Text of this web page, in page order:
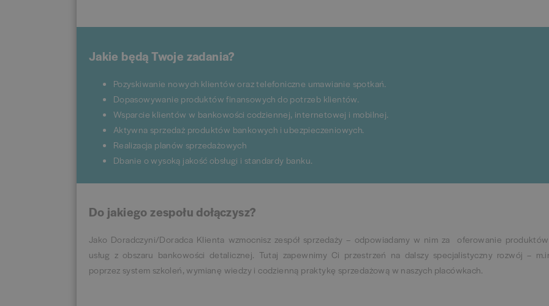
Jakie będą Twoje zadania?
Pozyskiwanie nowych klientów oraz telefoniczne umawianie spotkań.
Dopasowywanie produktów finansowych do potrzeb klientów.
Wsparcie klientów w bankowości codziennej, internetowej i mobilnej.
Aktywna sprzedaż produktów bankowych i ubezpieczeniowych.
Realizacja planów sprzedażowych
Dbanie o wysoką jakość obsługi i standardy banku.
Do jakiego zespołu dołączysz?
Jako Doradczyni/Doradca Klienta wzmocnisz zespół sprzedaży – odpowiadamy w nim za oferowanie
usług z obszaru bankowości detalicznej. Tutaj zapewnimy Ci przestrzeń na dalszy specjalistyczny rozwój –
poprzez system szkoleń, wymianę wiedzy i codzienną praktykę sprzedażową w naszych placówkach.